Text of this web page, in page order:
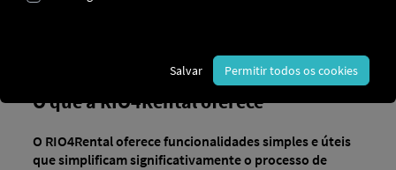
O que a RIO4Rental oferece
O RIO4Rental oferece funcionalidades simples e úteis
que simplificam significativamente o processo de
Salvar Permitir todos os cookies